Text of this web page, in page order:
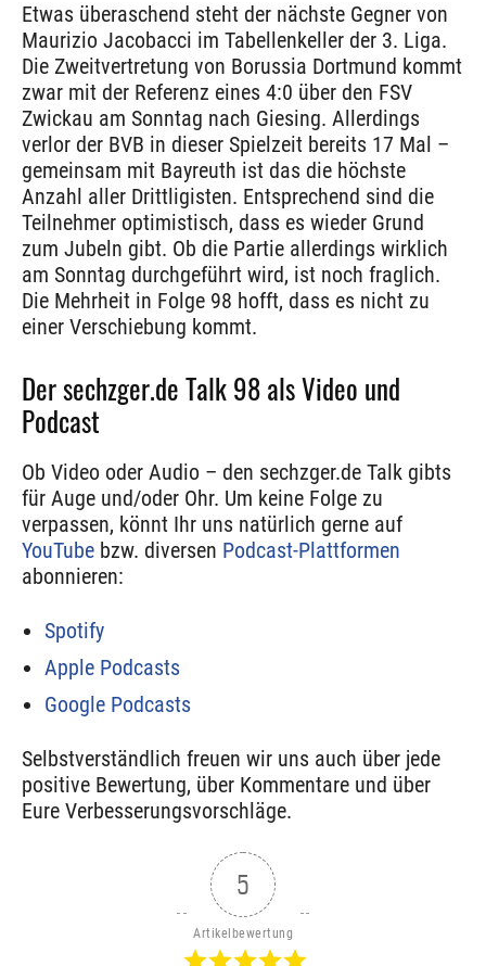
Etwas überaschend steht der nächste Gegner von
Maurizio Jacobacci im Tabellenkeller der 3. Liga.
Die Zweitvertretung von Borussia Dortmund kommt
zwar mit der Referenz eines 4:0 über den FSV
Zwickau am Sonntag nach Giesing. Allerdings
verlor der BVB in dieser Spielzeit bereits 17 Mal –
gemeinsam mit Bayreuth ist das die höchste
Anzahl aller Drittligisten. Entsprechend sind die
Teilnehmer optimistisch, dass es wieder Grund
zum Jubeln gibt. Ob die Partie allerdings wirklich
am Sonntag durchgeführt wird, ist noch fraglich.
Die Mehrheit in Folge 98 hofft, dass es nicht zu
einer Verschiebung kommt.
Der sechzger.de Talk 98 als Video und
Podcast
Ob Video oder Audio – den sechzger.de Talk gibts
für Auge und/oder Ohr. Um keine Folge zu
verpassen, könnt Ihr uns natürlich gerne auf
YouTube bzw. diversen Podcast-Plattformen
abonnieren:
Spotify
Apple Podcasts
Google Podcasts
Selbstverständlich freuen wir uns auch über jede
positive Bewertung, über Kommentare und über
Eure Verbesserungsvorschläge.
5
Artikelbewertung